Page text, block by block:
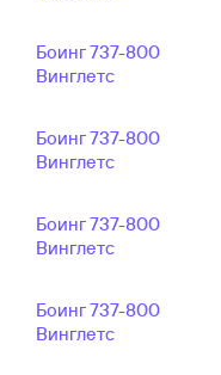
Боинг 737-800
Винглетс
Боинг 737-800
Винглетс
Боинг 737-800
Винглетс
Боинг 737-800
Винглетс